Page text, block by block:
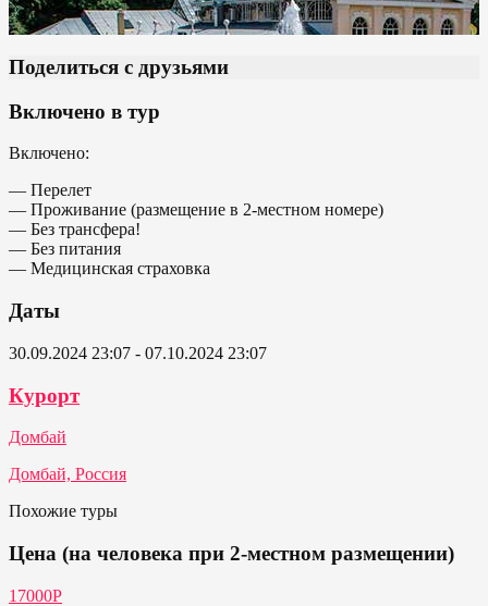
Поделиться с друзьями
Включено в тур
Включено:
— Перелет
— Проживание (размещение в 2-местном номере)
— Без трансфера!
— Без питания
— Медицинская страховка
Даты
30.09.2024 23:07 - 07.10.2024 23:07
Курорт
Домбай
Домбай, Россия
Похожие туры
Цена (на человека при 2-местном размещении)
17000Р